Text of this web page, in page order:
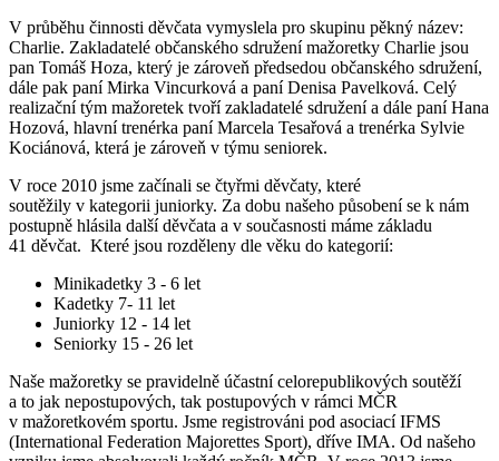
V průběhu činnosti děvčata vymyslela pro skupinu pěkný název:
Charlie. Zakladatelé občanského sdružení mažoretky Charlie jsou
pan Tomáš Hoza, který je zároveň předsedou občanského sdružení,
dále pak paní Mirka Vincurková a paní Denisa Pavelková. Celý
realizační tým mažoretek tvoří zakladatelé sdružení a dále paní Hana
Hozová, hlavní trenérka paní Marcela Tesařová a trenérka Sylvie
Kociánová, která je zároveň v týmu seniorek.
V roce 2010 jsme začínali se čtyřmi děvčaty, které
soutěžily v kategorii juniorky. Za dobu našeho působení se k nám
postupně hlásila další děvčata a v současnosti máme základu
41 děvčat. Které jsou rozděleny dle věku do kategorií:
Minikadetky 3 - 6 let
Kadetky 7- 11 let
Juniorky 12 - 14 let
Seniorky 15 - 26 let
Naše mažoretky se pravidelně účastní celorepublikových soutěží
a to jak nepostupových, tak postupových v rámci MČR
v mažoretkovém sportu. Jsme registrováni pod asociací IFMS
(International Federation Majorettes Sport), dříve IMA. Od našeho